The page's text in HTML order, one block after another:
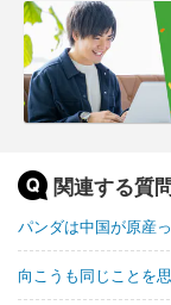
関連する質
パンダは中国が原産
向こうも同じことを